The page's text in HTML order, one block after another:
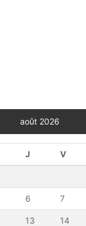
août 2026
J V
6 7
13 14